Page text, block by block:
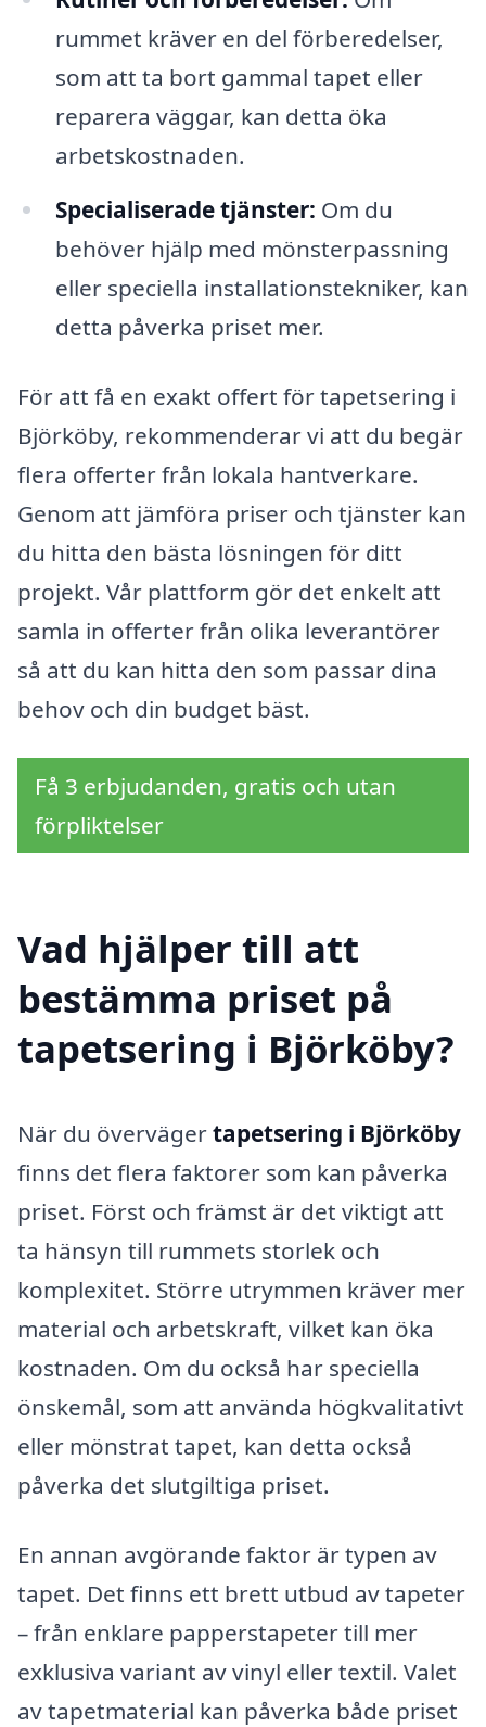
rummet kräver en del förberedelser,
som att ta bort gammal tapet eller
reparera väggar, kan detta öka
arbetskostnaden.
Specialiserade tjänster: Om du
behöver hjälp med mönsterpassning
eller speciella installationstekniker, kan
detta påverka priset mer.
För att få en exakt offert för tapetsering i
Björköby, rekommenderar vi att du begär
flera offerter från lokala hantverkare.
Genom att jämföra priser och tjänster kan
du hitta den bästa lösningen för ditt
projekt. Vår plattform gör det enkelt att
samla in offerter från olika leverantörer
så att du kan hitta den som passar dina
behov och din budget bäst.
Få 3 erbjudanden, gratis och utan
förpliktelser
Vad hjälper till att
bestämma priset på
tapetsering i Björköby?
När du övervägertapetsering i Björköby
finns det flera faktorer som kan påverka
priset. Först och främst är det viktigt att
ta hänsyn till rummets storlek och
komplexitet. Större utrymmen kräver mer
material och arbetskraft, vilket kan öka
kostnaden. Om du också har speciella
önskemål, som att använda högkvalitativt
eller mönstrat tapet, kan detta också
påverka det slutgiltiga priset.
En annan avgörande faktor är typen av
tapet. Det finns ett brett utbud av tapeter
– från enklare papperstapeter till mer
exklusiva variant av vinyl eller textil. Valet
av tapetmaterial kan påverka både priset